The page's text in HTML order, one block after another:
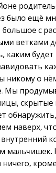
было ещё
большое с
ветками
каким
никому о
Мы
наверх,